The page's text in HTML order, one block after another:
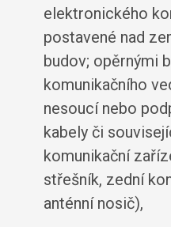
elektronického
postavené nad
budov; opěrnými
komunikačního
nesoucí nebo
kabely či
komunikační
střešník, zední
anténní nosič),